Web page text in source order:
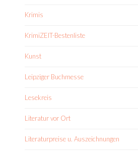
Krimis
KrimiZEIT-Bestenliste
Kunst
Leipziger Buchmesse
Lesekreis
Literatur vor Ort
Literaturpreise u. Auszeichnungen